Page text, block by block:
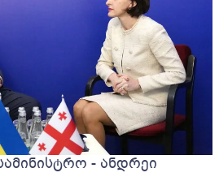
- ანდრეი